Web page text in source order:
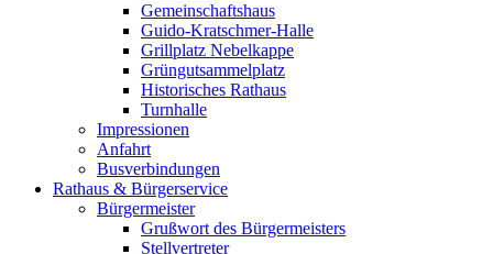
Gemeinschaftshaus
Guido-Kratschmer-Halle
Grillplatz Nebelkappe
Grüngutsammelplatz
Historisches Rathaus
Turnhalle
Impressionen
Anfahrt
Busverbindungen
Rathaus & Bürgerservice
Bürgermeister
Grußwort des Bürgermeisters
Stellvertreter